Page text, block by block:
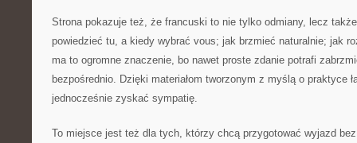
Strona pokazuje też, że francuski to nie tylko odmiany, lecz
powiedzieć tu, a kiedy wybrać vous; jak brzmieć naturalnie; jak
ma to ogromne znaczenie, bo nawet proste zdanie potrafi
bezpośrednio. Dzięki materiałom tworzonym z myślą o praktyce
jednocześnie zyskać sympatię.
To miejsce jest też dla tych, którzy chcą przygotować wyjazd